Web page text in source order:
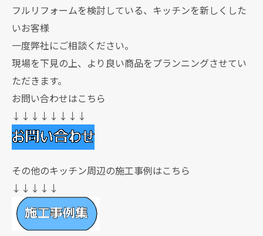
フルリフォームを検討している、キッチンを新しくした
いお客様
一度弊社にご相談ください。
現場を下見の上、より良い商品をプランニングさせてい
ただきます。
お問い合わせはこちら
↓↓↓↓↓↓↓↓
その他のキッチン周辺の施工事例はこちら
↓↓↓↓↓